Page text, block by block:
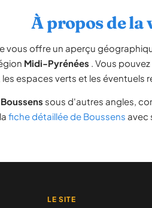
À propos de la
vous offre un aperçu
Midi-Pyrénées . Vous
les espaces verts et les éventuels
Boussens sous d'autres angles,
fiche détaillée de Boussens avec
LE SITE